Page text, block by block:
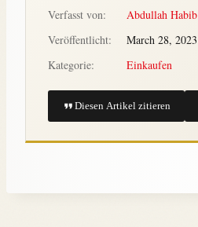
Verfasst von:
Abdullah Habib
Veröffentlicht:
March 28, 2023
Kategorie:
Einkaufen
Diesen Artikel zitieren